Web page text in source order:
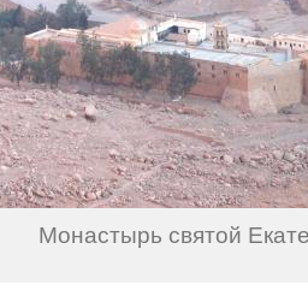
Монастырь святой